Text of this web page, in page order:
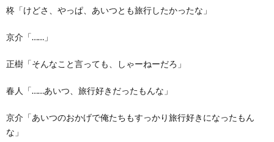
柊「けどさ、やっぱ、あいつとも旅行したかったな」
京介「……」
正樹「そんなこと言っても、しゃーねーだろ」
春人「……あいつ、旅行好きだったもんな」
京介「あいつのおかげで俺たちもすっかり旅行好きになったもん
な」